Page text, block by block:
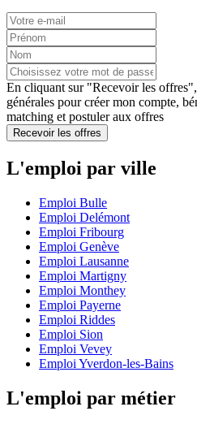
En cliquant sur "Recevoir les
générales pour créer mon compte,
matching et postuler aux offres
Recevoir les offres
L'emploi par ville
Emploi Bulle
Emploi Delémont
Emploi Fribourg
Emploi Genève
Emploi Lausanne
Emploi Martigny
Emploi Monthey
Emploi Payerne
Emploi Riddes
Emploi Sion
Emploi Vevey
Emploi Yverdon-les-Bains
L'emploi par métier